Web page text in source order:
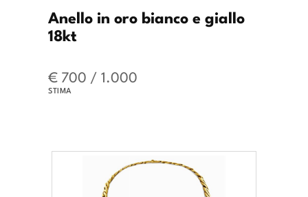
Anello in oro bianco e giallo
18kt
€ 700 / 1.000
STIMA